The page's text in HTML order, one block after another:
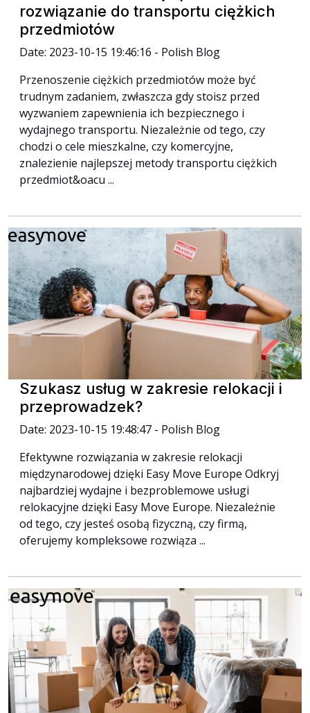
rozwiązanie do transportu ciężkich
przedmiotów
Date: 2023-10-15 19:46:16 - Polish Blog
Przenoszenie ciężkich przedmiotów może być
trudnym zadaniem, zwłaszcza gdy stoisz przed
wyzwaniem zapewnienia ich bezpiecznego i
wydajnego transportu. Niezależnie od tego, czy
chodzi o cele mieszkalne, czy komercyjne,
znalezienie najlepszej metody transportu ciężkich
przedmiot&oacu ...
Szukasz usług w zakresie relokacji i
przeprowadzek?
Date: 2023-10-15 19:48:47 - Polish Blog
Efektywne rozwiązania w zakresie relokacji
międzynarodowej dzięki Easy Move Europe Odkryj
najbardziej wydajne i bezproblemowe usługi
relokacyjne dzięki Easy Move Europe. Niezależnie
od tego, czy jesteś osobą fizyczną, czy firmą,
oferujemy kompleksowe rozwiąza ...